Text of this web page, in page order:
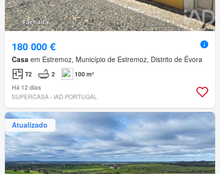
180 000 €
Casa em Estremoz, Município de Estremoz, Distrito de Évora
T2 2
100 m²
Há 12 dias
SUPERCASA - IAD PORTUGAL
Atualizado